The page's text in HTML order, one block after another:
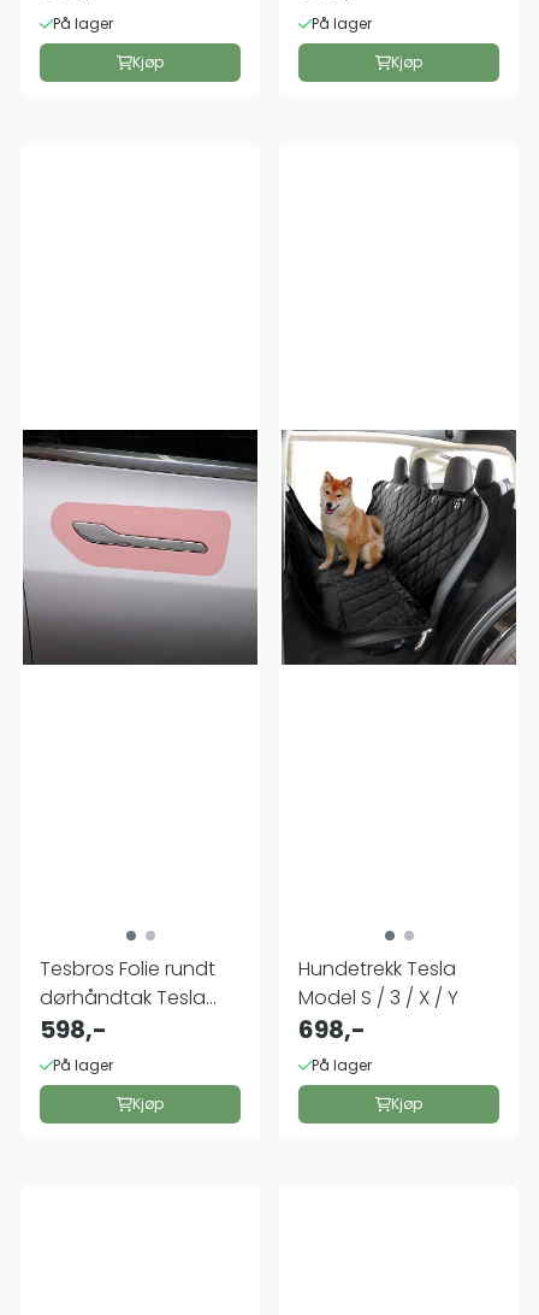
På lager
Kjøp
På lager
Kjøp
Tesbros Folie rundt
dørhåndtak Tesla
Model 3 & Y ...
598,-
På lager
Kjøp
Hundetrekk Tesla
Model S / 3 / X / Y
698,-
På lager
Kjøp